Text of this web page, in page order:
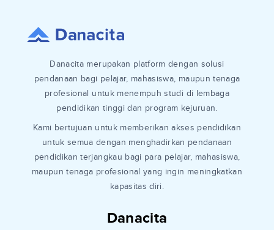
Danacita
Danacita merupakan platform dengan solusi
pendanaan bagi pelajar, mahasiswa, maupun tenaga
profesional untuk menempuh studi di lembaga
pendidikan tinggi dan program kejuruan.
Kami bertujuan untuk memberikan akses pendidikan
untuk semua dengan menghadirkan pendanaan
pendidikan terjangkau bagi para pelajar, mahasiswa,
maupun tenaga profesional yang ingin meningkatkan
kapasitas diri.